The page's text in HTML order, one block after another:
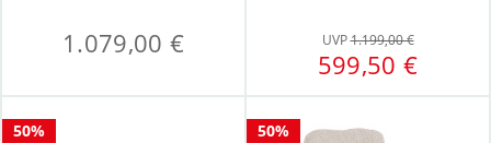
1.079,00 € UVP1.199,00 €
599,50 €
50% 50%